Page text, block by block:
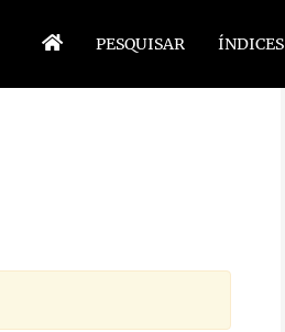
PESQUISAR ÍNDICES